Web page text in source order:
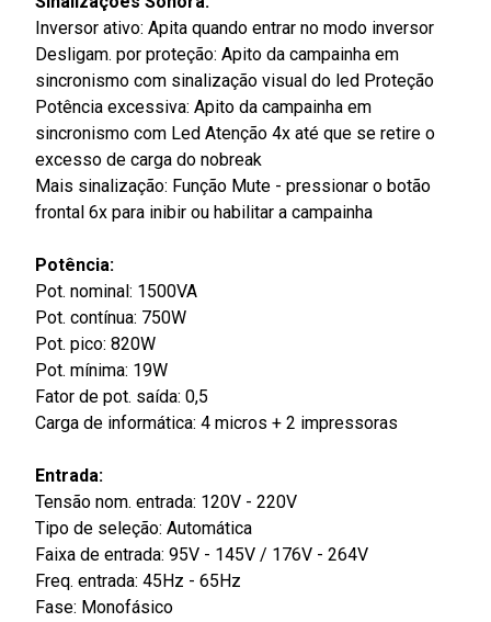
Inversor ativo: Apita quando entrar no modo inversor
Desligam. por proteção: Apito da campainha em
sincronismo com sinalização visual do led Proteção
Potência excessiva: Apito da campainha em
sincronismo com Led Atenção 4x até que se retire o
excesso de carga do nobreak
Mais sinalização: Função Mute - pressionar o botão
frontal 6x para inibir ou habilitar a campainha
Potência:
Pot. nominal: 1500VA
Pot. contínua: 750W
Pot. pico: 820W
Pot. mínima: 19W
Fator de pot. saída: 0,5
Carga de informática: 4 micros + 2 impressoras
Entrada:
Tensão nom. entrada: 120V - 220V
Tipo de seleção: Automática
Faixa de entrada: 95V - 145V / 176V - 264V
Freq. entrada: 45Hz - 65Hz
Fase: Monofásico